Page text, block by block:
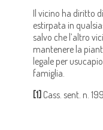
Il vicino ha diritto
estirpata in
salvo che l’altro
mantenere la
legale per
famiglia.
[1] Cass. sent. n.